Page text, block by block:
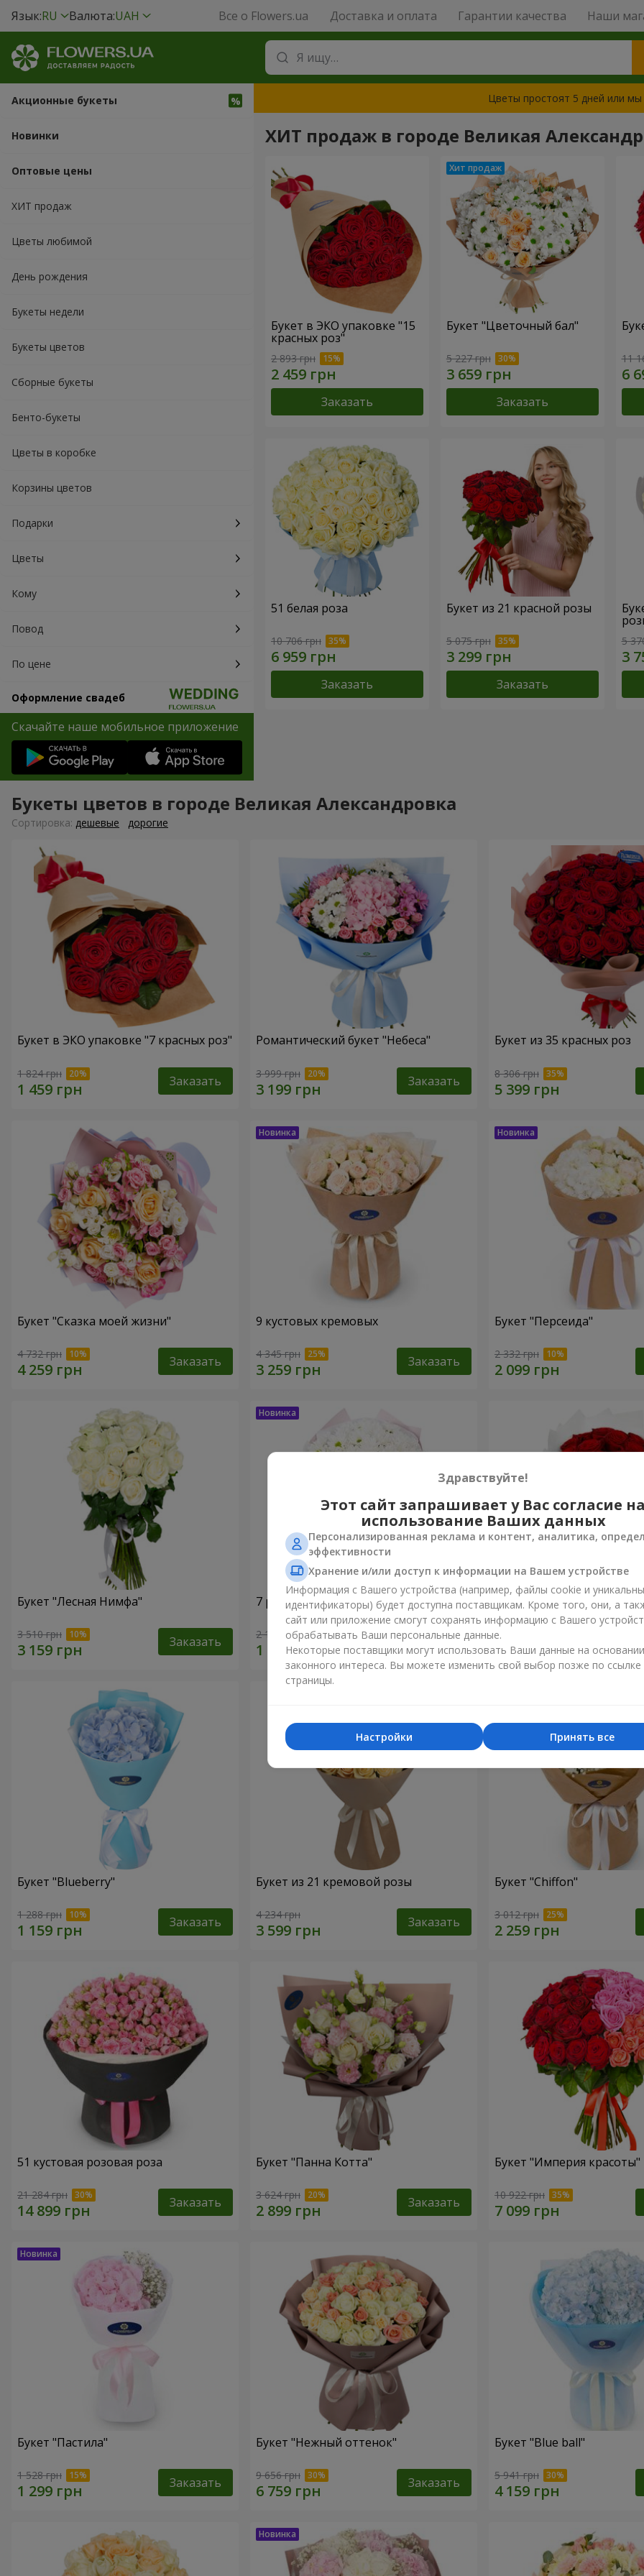
Язык:RU Валюта:UAH Все о Flowers.ua Доставка и оплата Гарантии качества Наши
Акционные букеты
Новинки
Оптовые цены
ХИТ продаж
Цветы любимой
День рождения
Букеты недели
Букеты цветов
Сборные букеты
Бенто-букеты
Цветы в коробке
Корзины цветов
Подарки
Цветы
Кому
Повод
По цене
Оформление свадеб
Скачайте наше мобильное приложение
Цветы простоят 5 дней или мы
ХИТ продаж в городе Великая
Букет в ЭКО упаковке "15
красных роз"
2 893 грн
Заказать
Букет "Цветочный бал"
5 227 грн
Заказать
11
51 белая роза
10 706 грн
Заказать
Букет из 21 красной розы
5 075 грн
Заказать
5
Букеты цветов в городе Великая Александровка
Cортировка: дешевые дорогие
Букет в ЭКО упаковке "7 красных роз"
1 824 грн Заказать
Романтический букет "Небеса"
3 999 грн Заказать
Букет из 35 красных роз
8 306 грн
Букет "Сказка моей жизни"
4 732 грн Заказать
9 кустовых кремовых
4 345 грн Заказать
Букет "Персеида"
2 332 грн
Букет "Лесная Нимфа"
3 510 грн Заказать
7 ромашковых хризантем
2 187 грн Заказать
Монобукет из 11 красных
2 449 грн
Букет "Blueberry"
1 288 грн Заказать
Букет из 21 кремовой розы
4 234 грн Заказать
Букет "Chiffon"
3 012 грн
51 кустовая розовая роза
21 284 грн Заказать
Букет "Панна Котта"
3 624 грн Заказать
Букет "Империя красоты"
10 922 грн
Букет "Пастила"
1 528 грн Заказать
Букет "Нежный оттенок"
9 656 грн Заказать
Букет "Blue ball"
5 941 грн
Здравствуйте!
Этот сайт запрашивает у Вас согласие на
использование Ваших данных
Персонализированная реклама и контент, аналитика,
эффективности
Хранение и/или доступ к информации на Вашем устройстве
Информация с Вашего устройства (например, файлы cookie и
идентификаторы) будет доступна поставщикам. Кроме того, они, а
сайт или приложение смогут сохранять информацию с Вашего
обрабатывать Ваши персональные данные.
Некоторые поставщики могут использовать Ваши данные на основании
законного интереса. Вы можете изменить свой выбор позже по ссылке
страницы.
Принять все
Настройки